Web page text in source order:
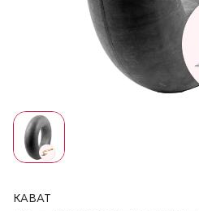
KABAT